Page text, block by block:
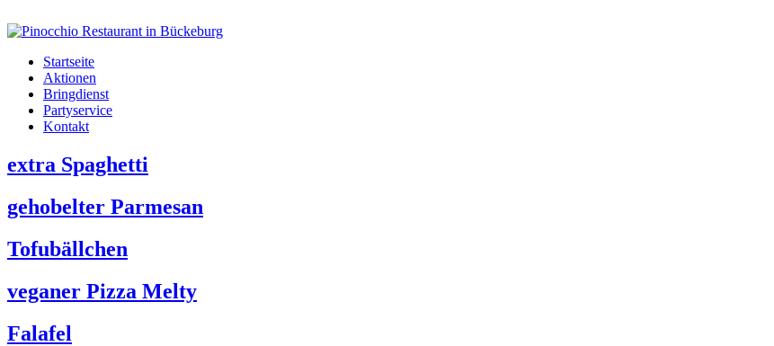
Startseite
Aktionen
Bringdienst
Partyservice
Kontakt
extra Spaghetti
gehobelter Parmesan
Tofubällchen
veganer Pizza Melty
Falafel